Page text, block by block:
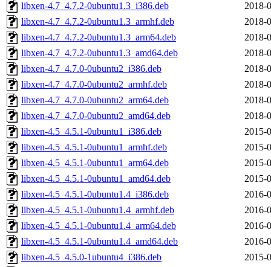
libxen-4.7_4.7.2-0ubuntu1.3_i386.deb
2018-
libxen-4.7_4.7.2-0ubuntu1.3_armhf.deb
2018-
libxen-4.7_4.7.2-0ubuntu1.3_arm64.deb
2018-
libxen-4.7_4.7.2-0ubuntu1.3_amd64.deb
2018-
libxen-4.7_4.7.0-0ubuntu2_i386.deb
2018-
libxen-4.7_4.7.0-0ubuntu2_armhf.deb
2018-
libxen-4.7_4.7.0-0ubuntu2_arm64.deb
2018-
libxen-4.7_4.7.0-0ubuntu2_amd64.deb
2018-
libxen-4.5_4.5.1-0ubuntu1_i386.deb
2015-
libxen-4.5_4.5.1-0ubuntu1_armhf.deb
2015-
libxen-4.5_4.5.1-0ubuntu1_arm64.deb
2015-
libxen-4.5_4.5.1-0ubuntu1_amd64.deb
2015-
libxen-4.5_4.5.1-0ubuntu1.4_i386.deb
2016-
libxen-4.5_4.5.1-0ubuntu1.4_armhf.deb
2016-
libxen-4.5_4.5.1-0ubuntu1.4_arm64.deb
2016-
libxen-4.5_4.5.1-0ubuntu1.4_amd64.deb
2016-
libxen-4.5_4.5.0-1ubuntu4_i386.deb
2015-